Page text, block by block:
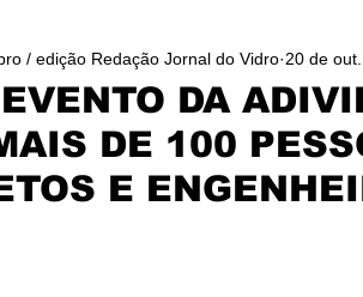
DA
DE 100
E
/ edição Redação Jornal do Vidro 20 de